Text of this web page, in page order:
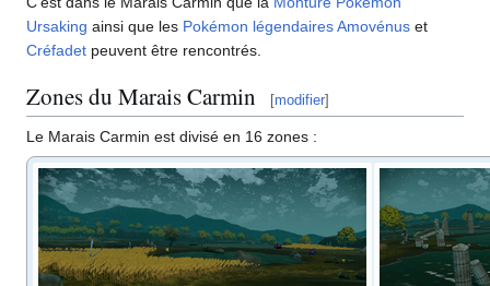
Ursaking ainsi que les Pokémon légendairesAmovénus et
Créfadet peuvent être rencontrés.
Zones du Marais Carmin [modifier]
Le Marais Carmin est divisé en 16 zones :